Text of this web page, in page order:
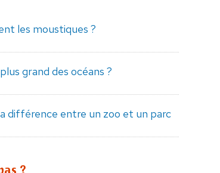
les moustiques ?
grand des océans ?
différence entre un zoo et un parc